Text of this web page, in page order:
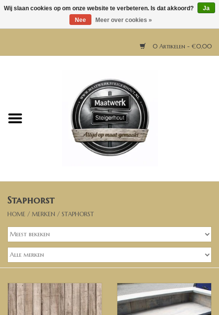
0 Artikelen - €0,00
Horeca meubels
Bartafels
Banken, stoelen &
(Bar)krukken
Hoekbanken
Plantenbakken
Staphorst
HOME / MERKEN / STAPHORST
Wij slaan cookies op om onze website te verbeteren. Is dat akkoord?
Ja
Nee
Meer over cookies »